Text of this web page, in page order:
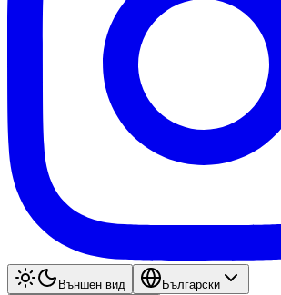
Външен вид
Български